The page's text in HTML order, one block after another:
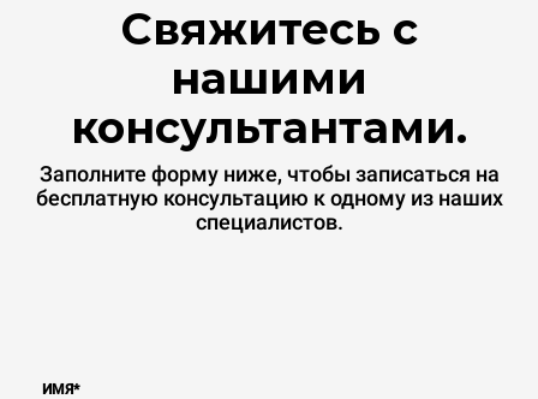
Свяжитесь с
нашими
консультантами.
Заполните форму ниже, чтобы записаться на
бесплатную консультацию к одному из наших
специалистов.
ИМЯ*